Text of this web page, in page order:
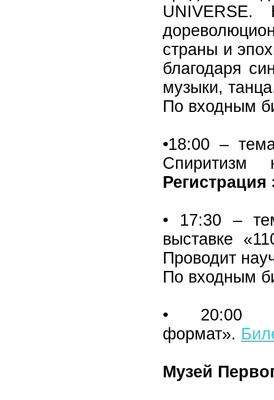
UNIVERSE.
страны и
благодаря
музыки,
По входным
•18:00 –
Спиритизм
Регистрация
• 17:30 –
выставке
Проводит
По входным
• 20:00 –
формат».
Музей